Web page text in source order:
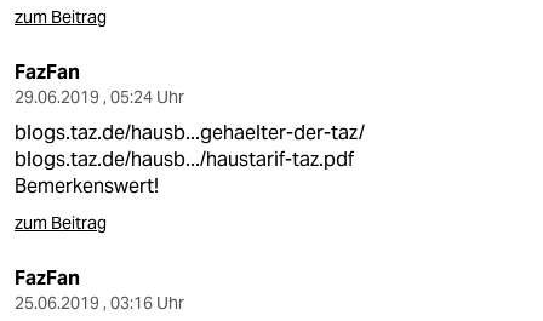
wahrheit
verlag
verlag
veranstaltungen
shop
fragen & hilfe
unterstützen
zum Beitrag
FazFan
29.06.2019 , 05:24 Uhr
blogs.taz.de/hausb...gehaelter-der-taz/
blogs.taz.de/hausb.../haustarif-taz.pdf
Bemerkenswert!
zum Beitrag
FazFan
25.06.2019 , 03:16 Uhr